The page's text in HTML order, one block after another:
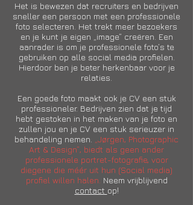
Het is bewezen dat recruiters en bedrijven
sneller een persoon met een professionele
foto selecteren. Het trekt meer bezoekers
en je kunt je eigen „image” creëren. Een
aanrader is om je professionele foto’s te
gebruiken op alle social media profielen.
Hierdoor ben je beter herkenbaar voor je
relaties.
Een goede foto maakt ook je CV een stuk
professioneler. Bedrijven zien dat je tijd
hebt gestoken in het maken van je foto en
zullen jou en je CV een stuk serieuzer in
behandeling nemen.
„Jørgen, Photographic
Art & Design”, biedt als geen ander
professionele portret-fotografie, voor
diegene die méér uit hun (Social media)
profiel willen halen. Neem vrijblijvend
contact op!